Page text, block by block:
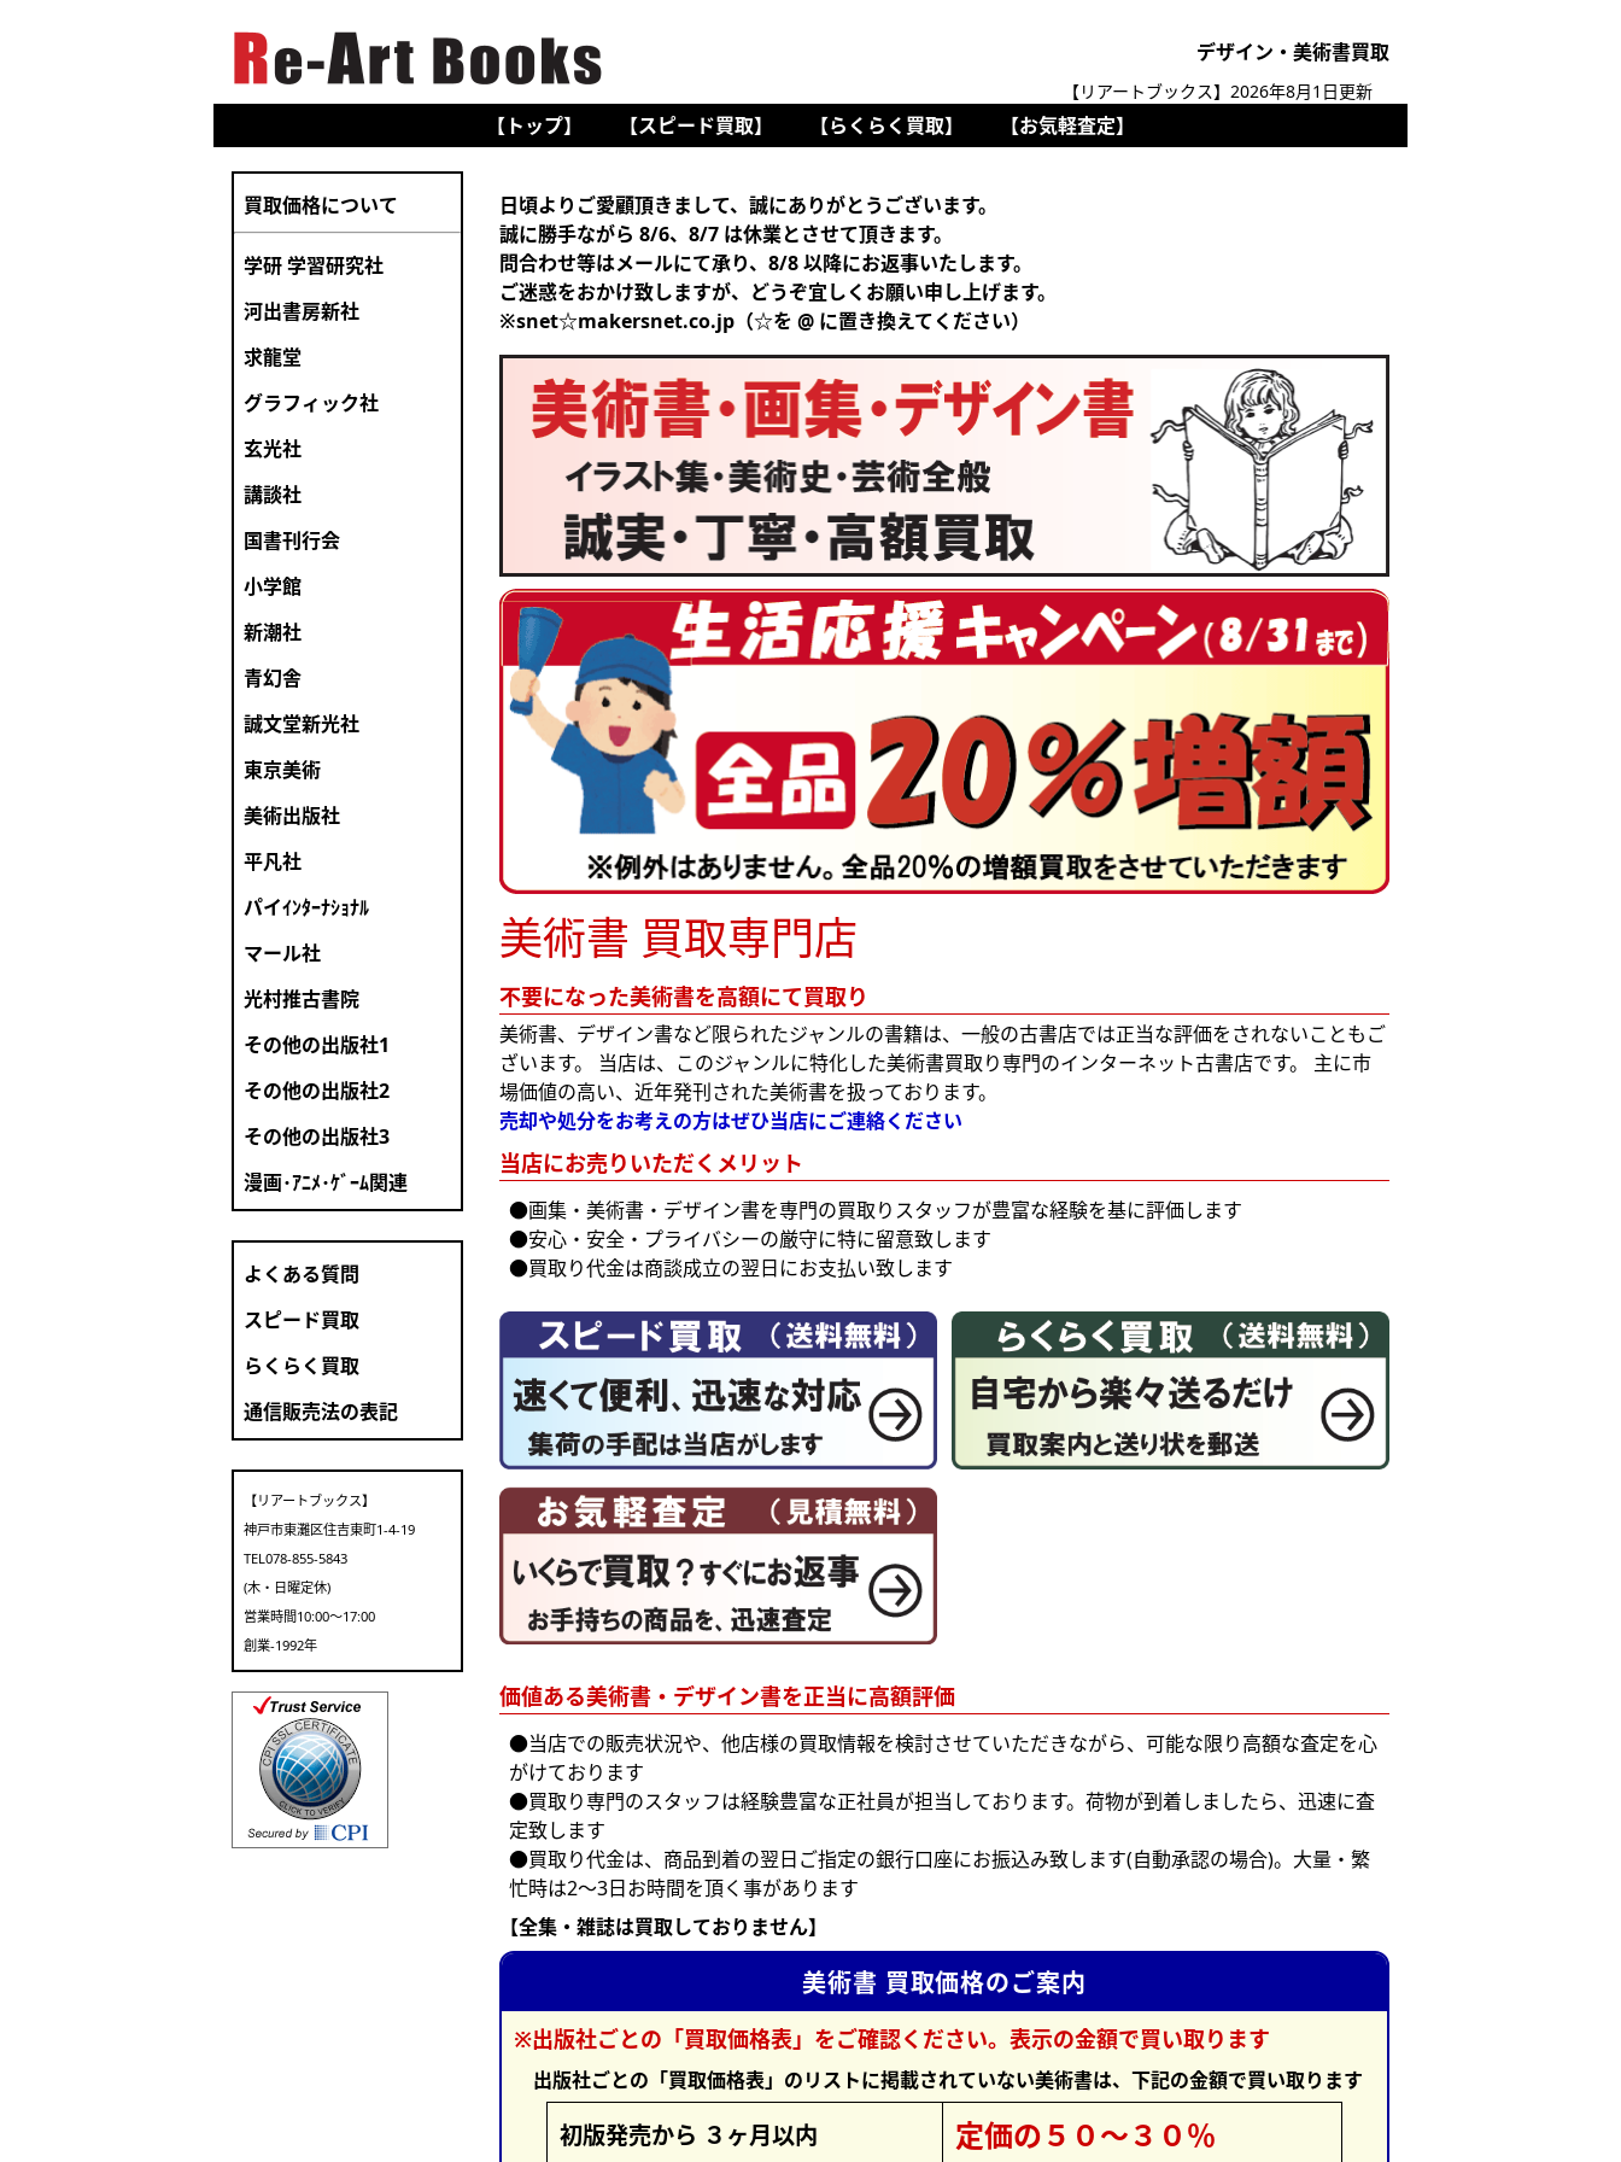
デザイン・美術書買取
【リアートブックス】2026年8月1日更新
【トップ】 【スピード買取】 【らくらく買取】 【お気軽査定】
日頃よりご愛顧頂きまして、誠にありがとうございます。
誠に勝手ながら 8/6、8/7 は休業とさせて頂きます。
問合わせ等はメールにて承り、8/8 以降にお返事いたします。
ご迷惑をおかけ致しますが、どうぞ宜しくお願い申し上げます。
※snet☆makersnet.co.jp（☆を @ に置き換えてください）
美術書 買取専門店
不要になった美術書を高額にて買取り
美術書、デザイン書など限られたジャンルの書籍は、一般の古書店では正当な評価をされないこともご
ざいます。 当店は、このジャンルに特化した美術書買取り専門のインターネット古書店です。 主に市
場価値の高い、近年発刊された美術書を扱っております。
売却や処分をお考えの方はぜひ当店にご連絡ください
当店にお売りいただくメリット
●画集・美術書・デザイン書を専門の買取りスタッフが豊富な経験を基に評価します
●安心・安全・プライバシーの厳守に特に留意致します
●買取り代金は商談成立の翌日にお支払い致します
価値ある美術書・デザイン書を正当に高額評価
●当店での販売状況や、他店様の買取情報を検討させていただきながら、可能な限り高額な査定を心
がけております
●買取り専門のスタッフは経験豊富な正社員が担当しております。荷物が到着しましたら、迅速に査
定致します
●買取り代金は、商品到着の翌日ご指定の銀行口座にお振込み致します(自動承認の場合)。大量・繁
忙時は2～3日お時間を頂く事があります
【全集・雑誌は買取しておりません】
美術書 買取価格のご案内
※出版社ごとの「買取価格表」をご確認ください。表示の金額で買い取ります
出版社ごとの「買取価格表」のリストに掲載されていない美術書は、下記の金額で買い取ります
初版発売から ３ヶ月以内 定価の５０～３０％
買取価格について
学研 学習研究社
河出書房新社
求龍堂
グラフィック社
玄光社
講談社
国書刊行会
小学館
新潮社
青幻舎
誠文堂新光社
東京美術
美術出版社
平凡社
パイｲﾝﾀｰﾅｼｮﾅﾙ
マール社
光村推古書院
その他の出版社1
その他の出版社2
その他の出版社3
漫画･ｱﾆﾒ･ｹﾞｰﾑ関連
よくある質問
スピード買取
らくらく買取
通信販売法の表記
【リアートブックス】
神戸市東灘区住吉東町1-4-19
TEL078-855-5843
(木・日曜定休)
営業時間10:00～17:00
創業-1992年